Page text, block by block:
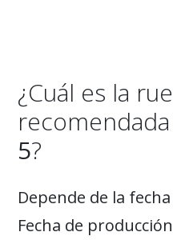
¿Cuál es la
5?
Depende de la
Fecha de